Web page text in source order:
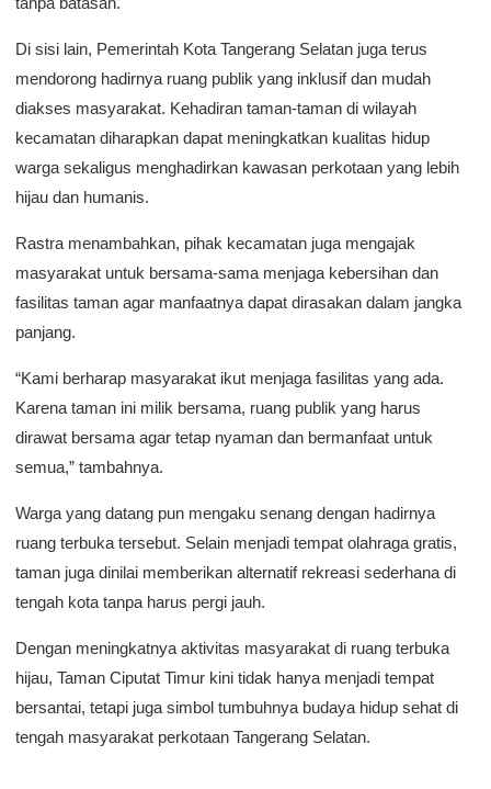
Di sisi lain, Pemerintah Kota Tangerang Selatan juga terus
mendorong hadirnya ruang publik yang inklusif dan mudah
diakses masyarakat. Kehadiran taman-taman di wilayah
kecamatan diharapkan dapat meningkatkan kualitas hidup
warga sekaligus menghadirkan kawasan perkotaan yang lebih
hijau dan humanis.
Rastra menambahkan, pihak kecamatan juga mengajak
masyarakat untuk bersama-sama menjaga kebersihan dan
fasilitas taman agar manfaatnya dapat dirasakan dalam jangka
panjang.
“Kami berharap masyarakat ikut menjaga fasilitas yang ada.
Karena taman ini milik bersama, ruang publik yang harus
dirawat bersama agar tetap nyaman dan bermanfaat untuk
semua,” tambahnya.
Warga yang datang pun mengaku senang dengan hadirnya
ruang terbuka tersebut. Selain menjadi tempat olahraga gratis,
taman juga dinilai memberikan alternatif rekreasi sederhana di
tengah kota tanpa harus pergi jauh.
Dengan meningkatnya aktivitas masyarakat di ruang terbuka
hijau, Taman Ciputat Timur kini tidak hanya menjadi tempat
bersantai, tetapi juga simbol tumbuhnya budaya hidup sehat di
tengah masyarakat perkotaan Tangerang Selatan.